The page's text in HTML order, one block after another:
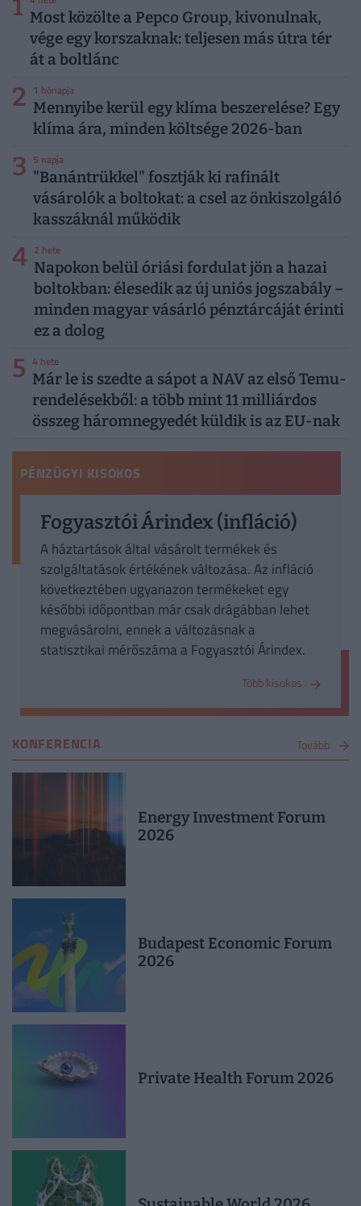
1 Most közölte a Pepco Group, kivonulnak,
vége egy korszaknak: teljesen más útra tér
át a boltlánc
2 1 hónapja
Mennyibe kerül egy klíma beszerelése? Egy
klíma ára, minden költsége 2026-ban
3 5 napja
"Banántrükkel" fosztják ki rafinált
vásárolók a boltokat: a csel az önkiszolgáló
kasszáknál működik
4 2 hete
Napokon belül óriási fordulat jön a hazai
boltokban: élesedik az új uniós jogszabály –
minden magyar vásárló pénztárcáját érinti
ez a dolog
5 4 hete
Már le is szedte a sápot a NAV az első Temu-
rendelésekből: a több mint 11 milliárdos
összeg háromnegyedét küldik is az EU-nak
PÉNZÜGYI KISOKOS
Fogyasztói Árindex (infláció)
A háztartások által vásárolt termékek és
szolgáltatások értékének változása. Az infláció
következtében ugyanazon termékeket egy
későbbi időpontban már csak drágábban lehet
megvásárolni, ennek a változásnak a
statisztikai mérőszáma a Fogyasztói Árindex.
Több kisokos
KONFERENCIA Tovább
Energy Investment Forum
2026
Budapest Economic Forum
2026
Private Health Forum 2026